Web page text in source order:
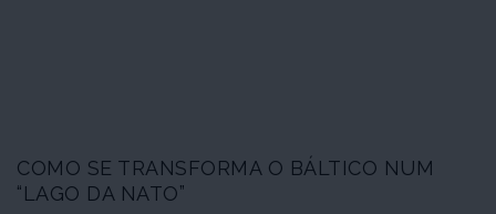
COMO SE TRANSFORMA O BÁLTICO NUM
“LAGO DA NATO”